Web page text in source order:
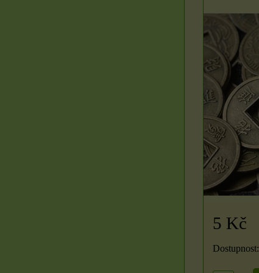
5 Kč
Dostupnost: